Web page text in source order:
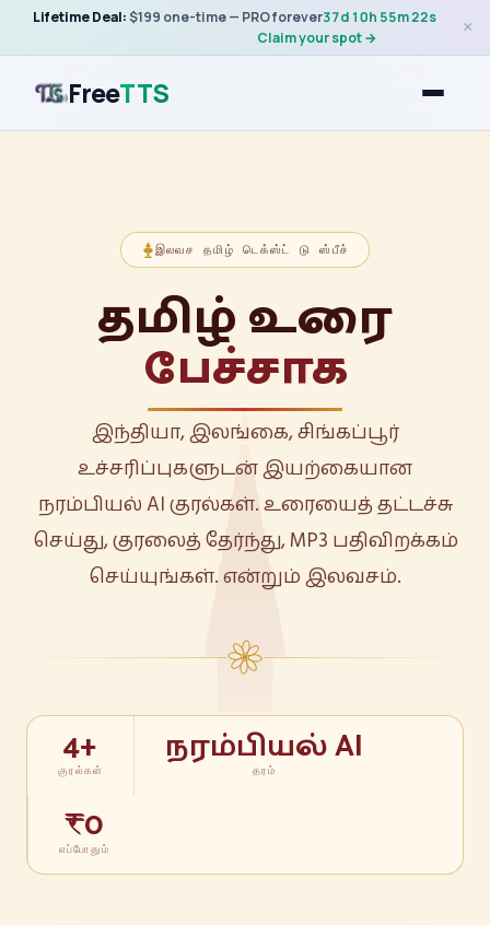
Lifetime Deal:$199 one-time — PRO forever37d10h 55m22s
Claim your spot →
×
FreeTTS
இலவச தமிழ் டெக்ஸ்ட் டு ஸ்பீச்
தமிழ் உரை
பேச்சாக
இந்தியா, இலங்கை, சிங்கப்பூர்
உச்சரிப்புகளுடன் இயற்கையான
நரம்பியல் AI குரல்கள். உரையைத் தட்டச்சு
செய்து, குரலைத் தேர்ந்து, MP3 பதிவிறக்கம்
செய்யுங்கள். என்றும் இலவசம்.
4+
குரல்கள் நரம்பியல் AI
தரம்
₹0
எப்போதும்